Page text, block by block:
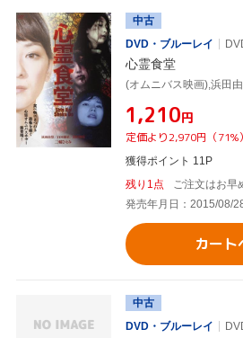
中古
DVD・ブルーレイ
心霊食堂
¥1,210円
定価より2,970円（71%
獲得ポイント 11P
残り1点
ご注文はお早
発売年月日：2015/08/
カート
中古
DVD・ブルーレイ